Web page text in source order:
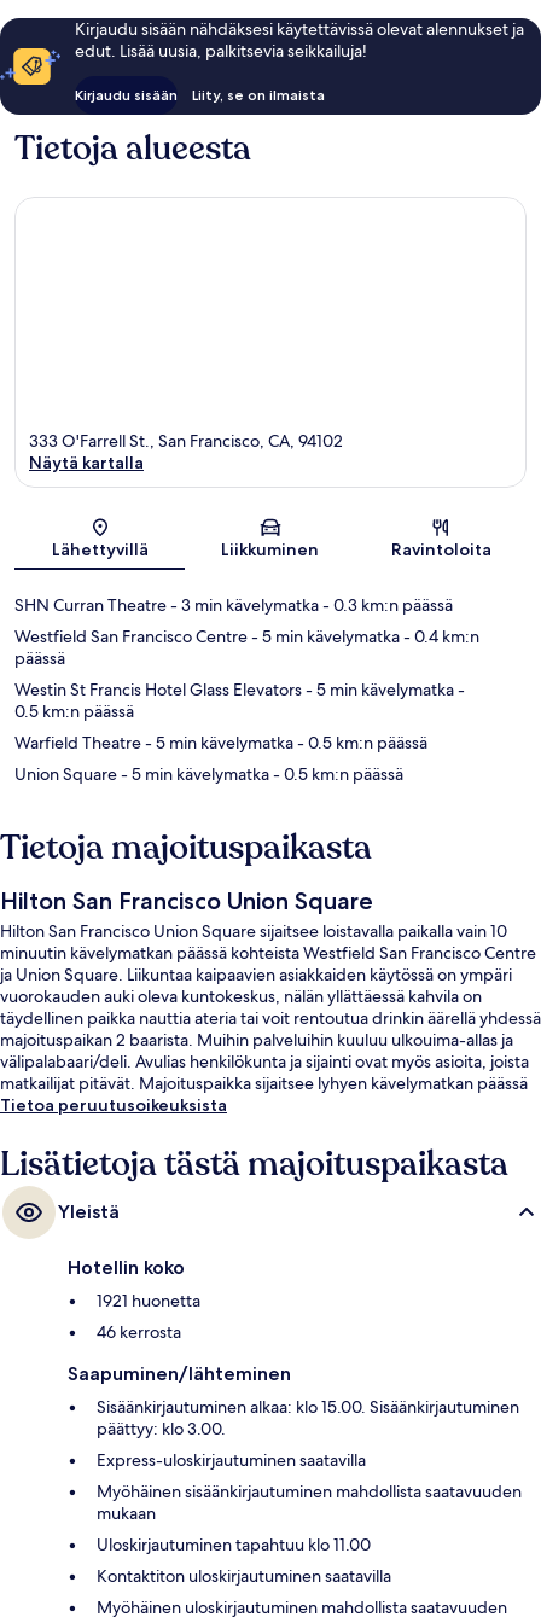
Kirjaudu sisään nähdäksesi käytettävissä olevat alennukset ja
edut. Lisää uusia, palkitsevia seikkailuja!
Kirjaudu sisään Liity, se on ilmaista
Tietoja alueesta
Kartta
333 O'Farrell St., San Francisco, CA, 94102
Näytä kartalla
Lähettyvillä Liikkuminen Ravintoloita
SHN Curran Theatre- 3 min kävelymatka- 0.3 km:n päässä
Westfield San Francisco Centre- 5 min kävelymatka- 0.4 km:n
päässä
Westin St Francis Hotel Glass Elevators- 5 min kävelymatka-
0.5 km:n päässä
Warfield Theatre- 5 min kävelymatka- 0.5 km:n päässä
Union Square- 5 min kävelymatka- 0.5 km:n päässä
Tietoja majoituspaikasta
Hilton San Francisco Union Square
Hilton San Francisco Union Square sijaitsee loistavalla paikalla vain 10
minuutin kävelymatkan päässä kohteista Westfield San Francisco Centre
ja Union Square. Liikuntaa kaipaavien asiakkaiden käytössä on ympäri
vuorokauden auki oleva kuntokeskus, nälän yllättäessä kahvila on
täydellinen paikka nauttia ateria tai voit rentoutua drinkin äärellä yhdessä
majoituspaikan 2 baarista. Muihin palveluihin kuuluu ulkouima-allas ja
välipalabaari/deli. Avulias henkilökunta ja sijainti ovat myös asioita, joista
matkailijat pitävät. Majoituspaikka sijaitsee lyhyen kävelymatkan päässä
julkisen liikenteen yhteyksistä: Powell St & O'Farrell St Stop sijaitsee 3
päässä.
Tietoa peruutusoikeuksista
Lisätietoja tästä majoituspaikasta
Yleistä
Hotellin koko
1921 huonetta
46 kerrosta
Saapuminen/lähteminen
Sisäänkirjautuminen alkaa: klo 15.00. Sisäänkirjautuminen
päättyy: klo 3.00.
Express-uloskirjautuminen saatavilla
Myöhäinen sisäänkirjautuminen mahdollista saatavuuden
mukaan
Uloskirjautuminen tapahtuu klo 11.00
Kontaktiton uloskirjautuminen saatavilla
Myöhäinen uloskirjautuminen mahdollista saatavuuden